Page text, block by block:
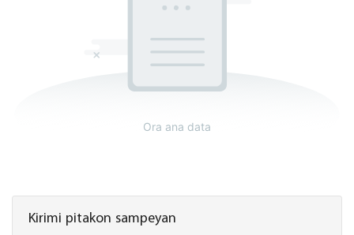
Kirimi pitakon sampeyan
Ora ana data